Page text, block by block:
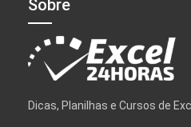
Sobre
Dicas, Planilhas e Cursos de